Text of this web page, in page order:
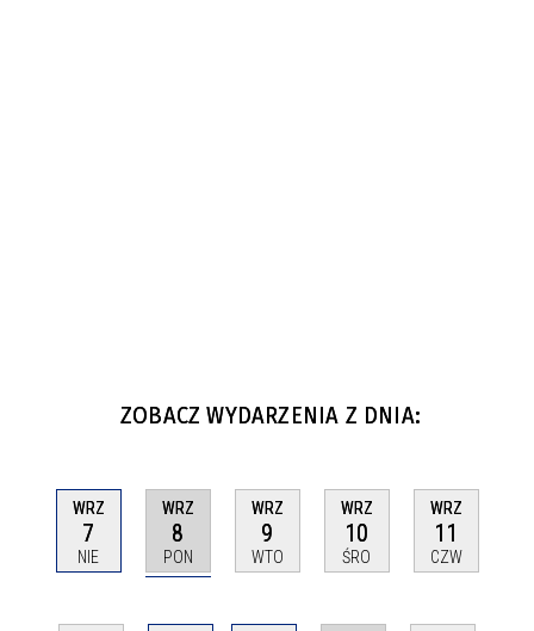
ZOBACZ WYDARZENIA Z DNIA:
WRZ
7
NIE
WRZ
8
PON
WRZ
9
WTO
WRZ
10
ŚRO
WRZ
11
CZW